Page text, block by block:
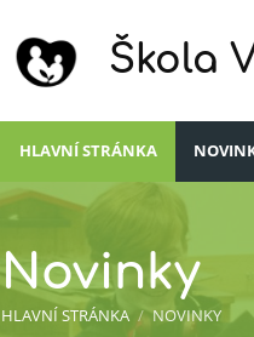
Škola
HLAVNÍ STRÁNKA
Novinky
HLAVNÍ STRÁNKA / NOVINKY